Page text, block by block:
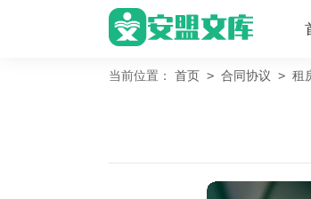
当前位置： 首页 > 合同协议 > 租